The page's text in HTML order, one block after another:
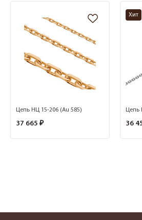
Цепь НЦ 15-206 (Au 585)
37 665 ₽
Хит
Цепь
36